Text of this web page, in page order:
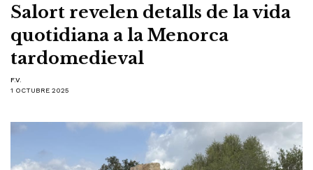
Salort revelen detalls de la vida
quotidiana a la Menorca
tardomedieval
F.V.
1 OCTUBRE 2025